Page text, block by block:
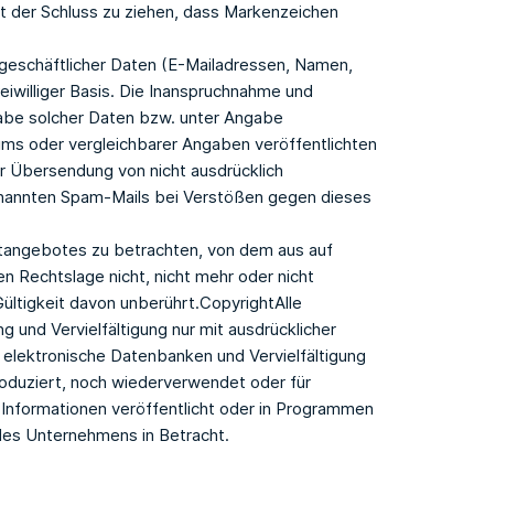
Schluss zu ziehen, dass Markenzeichen
Daten (E-Mailadressen, Namen,
Basis. Die Inanspruchnahme und
solcher Daten bzw. unter Angabe
oder vergleichbarer Angaben veröffentlichten
von nicht ausdrücklich
Spam-Mails bei Verstößen gegen dieses
zu betrachten, von dem aus auf
Rechtslage nicht, nicht mehr oder nicht
davon unberührt.CopyrightAlle
und Vervielfältigung nur mit ausdrücklicher
Datenbanken und Vervielfältigung
noch wiederverwendet oder für
veröffentlicht oder in Programmen
Unternehmens in Betracht.